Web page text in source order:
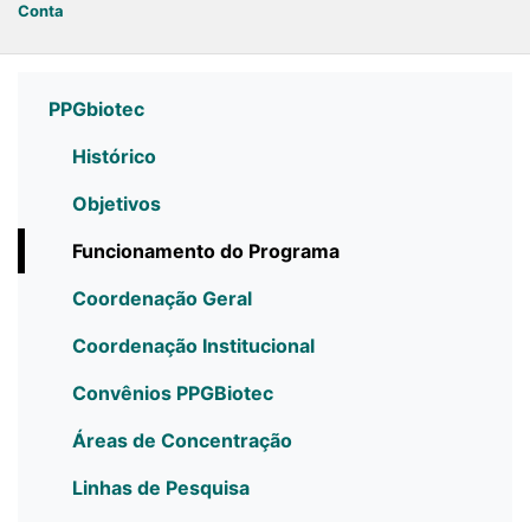
Conta
PPGbiotec
Histórico
Objetivos
Funcionamento do Programa
Coordenação Geral
Coordenação Institucional
Convênios PPGBiotec
Áreas de Concentração
Linhas de Pesquisa